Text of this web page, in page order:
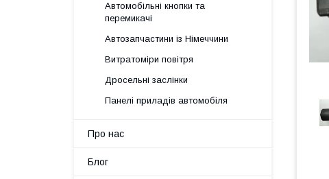
Автомобільні кнопки та
перемикачі
Автозапчастини із Німеччини
Витратоміри повітря
Дросельні заслінки
Панелі приладів автомобіля
Про нас
Блог